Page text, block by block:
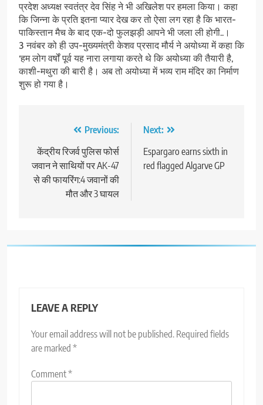
प्रदेश अध्यक्ष स्वतंत्र देव सिंह ने भी अखिलेश पर हमला किया। कहा
कि जिन्ना के प्रति इतना प्यार देख कर तो ऐसा लग रहा है कि भारत-
पाकिस्तान मैच के बाद एक-दो फुलझड़ी आपने भी जला ली होगी..।
3 नवंबर को ही उप-मुख्यमंत्री केशव प्रसाद मौर्य ने अयोध्या में कहा कि
‘हम लोग वर्षों पूर्व यह नारा लगाया करते थे कि अयोध्या की तैयारी है,
काशी-मथुरा की बारी है। अब तो अयोध्या में भव्य राम मंदिर का निर्माण
शुरू हो गया है।
navigation
Previous:
केंद्रीय रिजर्व पुलिस फोर्स
जवान ने साथियों पर AK-47
से की फायरिंग:4 जवानों की
मौत और 3 घायल
Next:
Espargaro earns sixth in
red flagged Algarve GP
LEAVE A REPLY
Your email address will not be published. Required fields
are marked *
Comment*